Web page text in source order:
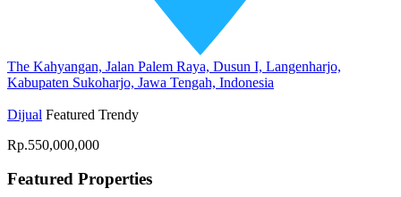
The Kahyangan, Jalan Palem Raya, Dusun I, Langenharjo,
Kabupaten Sukoharjo, Jawa Tengah, Indonesia
Dijual Featured Trendy
Rp.550,000,000
Featured Properties